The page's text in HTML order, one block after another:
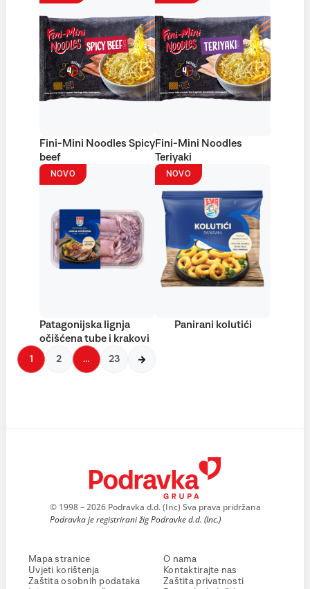
Fini-Mini Noodles Spicy
beef
Fini-Mini Noodles
Teriyaki
NOVO
Patagonijska lignja
očišćena tube i krakovi
NOVO
Panirani kolutići
1 2 … 23
© 1998 – 2026 Podravka d.d. (Inc) Sva prava pridržana
Podravka je registrirani žig Podravke d.d. (Inc.)
Mapa stranice
Uvjeti korištenja
Zaštita osobnih podataka
O nama
Kontaktirajte nas
Zaštita privatnosti